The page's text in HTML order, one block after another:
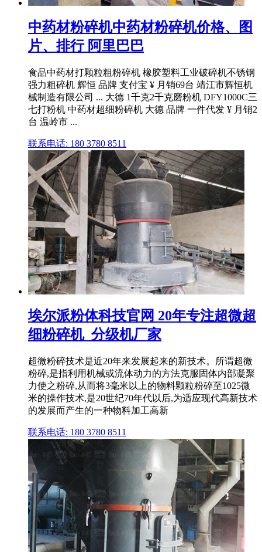
中药材粉碎机中药材粉碎机价格、图
片、排行 阿里巴巴
食品中药材打颗粒粗粉碎机 橡胶塑料工业破碎机不锈钢
强力粗碎机 辉恒 品牌 支付宝 ¥ 月销69台 靖江市辉恒机
械制造有限公司 ... 大德 1千克2千克磨粉机 DFY1000C三
七打粉机 中药材超细粉碎机 大德 品牌 一件代发 ¥ 月销2
台 温岭市 ...
联系电话: 180 3780 8511
埃尔派粉体科技官网 20年专注超微超
细粉碎机_分级机厂家
超微粉碎技术是近20年来发展起来的新技术。所谓超微
粉碎,是指利用机械或流体动力的方法克服固体内部凝聚
力使之粉碎,从而将3毫米以上的物料颗粒粉碎至1025微
米的操作技术,是20世纪70年代以后,为适应现代高新技术
的发展而产生的一种物料加工高新
联系电话: 180 3780 8511